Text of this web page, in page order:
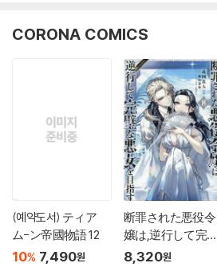
CORONA COMICS
(예약도서) ティア
ム-ン帝國物語 12
10% 7,490원
断罪された悪役令
嬢は,逆行して完璧
な悪女を目指す＠C
8,320원